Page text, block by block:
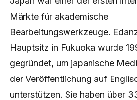
Märkte für akademische
Bearbeitungswerkzeuge.
Hauptsitz in Fukuoka wurde
gegründet, um japanische
der Veröffentlichung auf
unterstützen. Sie haben über